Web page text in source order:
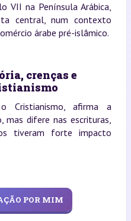
VII na Península Arábica,
central, num contexto
árabe pré-islâmico.
crenças e
Cristianismo, afirma a
mas difere nas escrituras,
tiveram forte impacto
POR MIM